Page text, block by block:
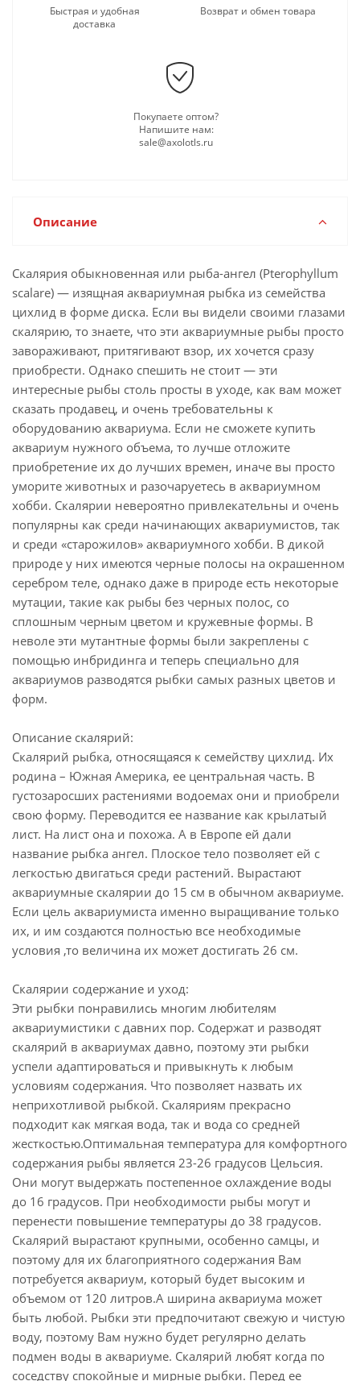
Быстрая и удобная
доставка
Возврат и обмен товара
Покупаете оптом?
Напишите нам:
sale@axolotls.ru
Описание
Скалярия обыкновенная или рыба-ангел (Pterophyllum
scalare) — изящная аквариумная рыбка из семейства
цихлид в форме диска. Если вы видели своими глазами
скалярию, то знаете, что эти аквариумные рыбы просто
завораживают, притягивают взор, их хочется сразу
приобрести. Однако спешить не стоит — эти
интересные рыбы столь просты в уходе, как вам может
сказать продавец, и очень требовательны к
оборудованию аквариума. Если не сможете купить
аквариум нужного объема, то лучше отложите
приобретение их до лучших времен, иначе вы просто
уморите животных и разочаруетесь в аквариумном
хобби. Скалярии невероятно привлекательны и очень
популярны как среди начинающих аквариумистов, так
и среди «старожилов» аквариумного хобби. В дикой
природе у них имеются черные полосы на окрашенном
серебром теле, однако даже в природе есть некоторые
мутации, такие как рыбы без черных полос, со
сплошным черным цветом и кружевные формы. В
неволе эти мутантные формы были закреплены с
помощью инбридинга и теперь специально для
аквариумов разводятся рыбки самых разных цветов и
форм.
Описание скалярий:
Скалярий рыбка, относящаяся к семейству цихлид. Их
родина – Южная Америка, ее центральная часть. В
густозаросших растениями водоемах они и приобрели
свою форму. Переводится ее название как крылатый
лист. На лист она и похожа. А в Европе ей дали
название рыбка ангел. Плоское тело позволяет ей с
легкостью двигаться среди растений. Вырастают
аквариумные скалярии до 15 см в обычном аквариуме.
Если цель аквариумиста именно выращивание только
их, и им создаются полностью все необходимые
условия ,то величина их может достигать 26 см.
Скалярии содержание и уход:
Эти рыбки понравились многим любителям
аквариумистики с давних пор. Содержат и разводят
скалярий в аквариумах давно, поэтому эти рыбки
успели адаптироваться и привыкнуть к любым
условиям содержания. Что позволяет назвать их
неприхотливой рыбкой. Скаляриям прекрасно
подходит как мягкая вода, так и вода со средней
жесткостью.Оптимальная температура для комфортного
содержания рыбы является 23-26 градусов Цельсия.
Они могут выдержать постепенное охлаждение воды
до 16 градусов. При необходимости рыбы могут и
перенести повышение температуры до 38 градусов.
Скалярий вырастают крупными, особенно самцы, и
поэтому для их благоприятного содержания Вам
потребуется аквариум, который будет высоким и
объемом от 120 литров.А ширина аквариума может
быть любой. Рыбки эти предпочитают свежую и чистую
воду, поэтому Вам нужно будет регулярно делать
подмен воды в аквариуме. Скалярий любят когда по
соседству спокойные и мирные рыбки. Перед ее